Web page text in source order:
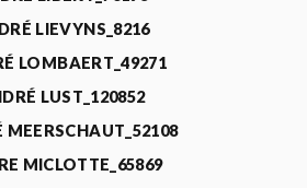
LIEVYNS_8216
LOMBAERT_49271
LUST_120852
MEERSCHAUT_52108
MICLOTTE_65869